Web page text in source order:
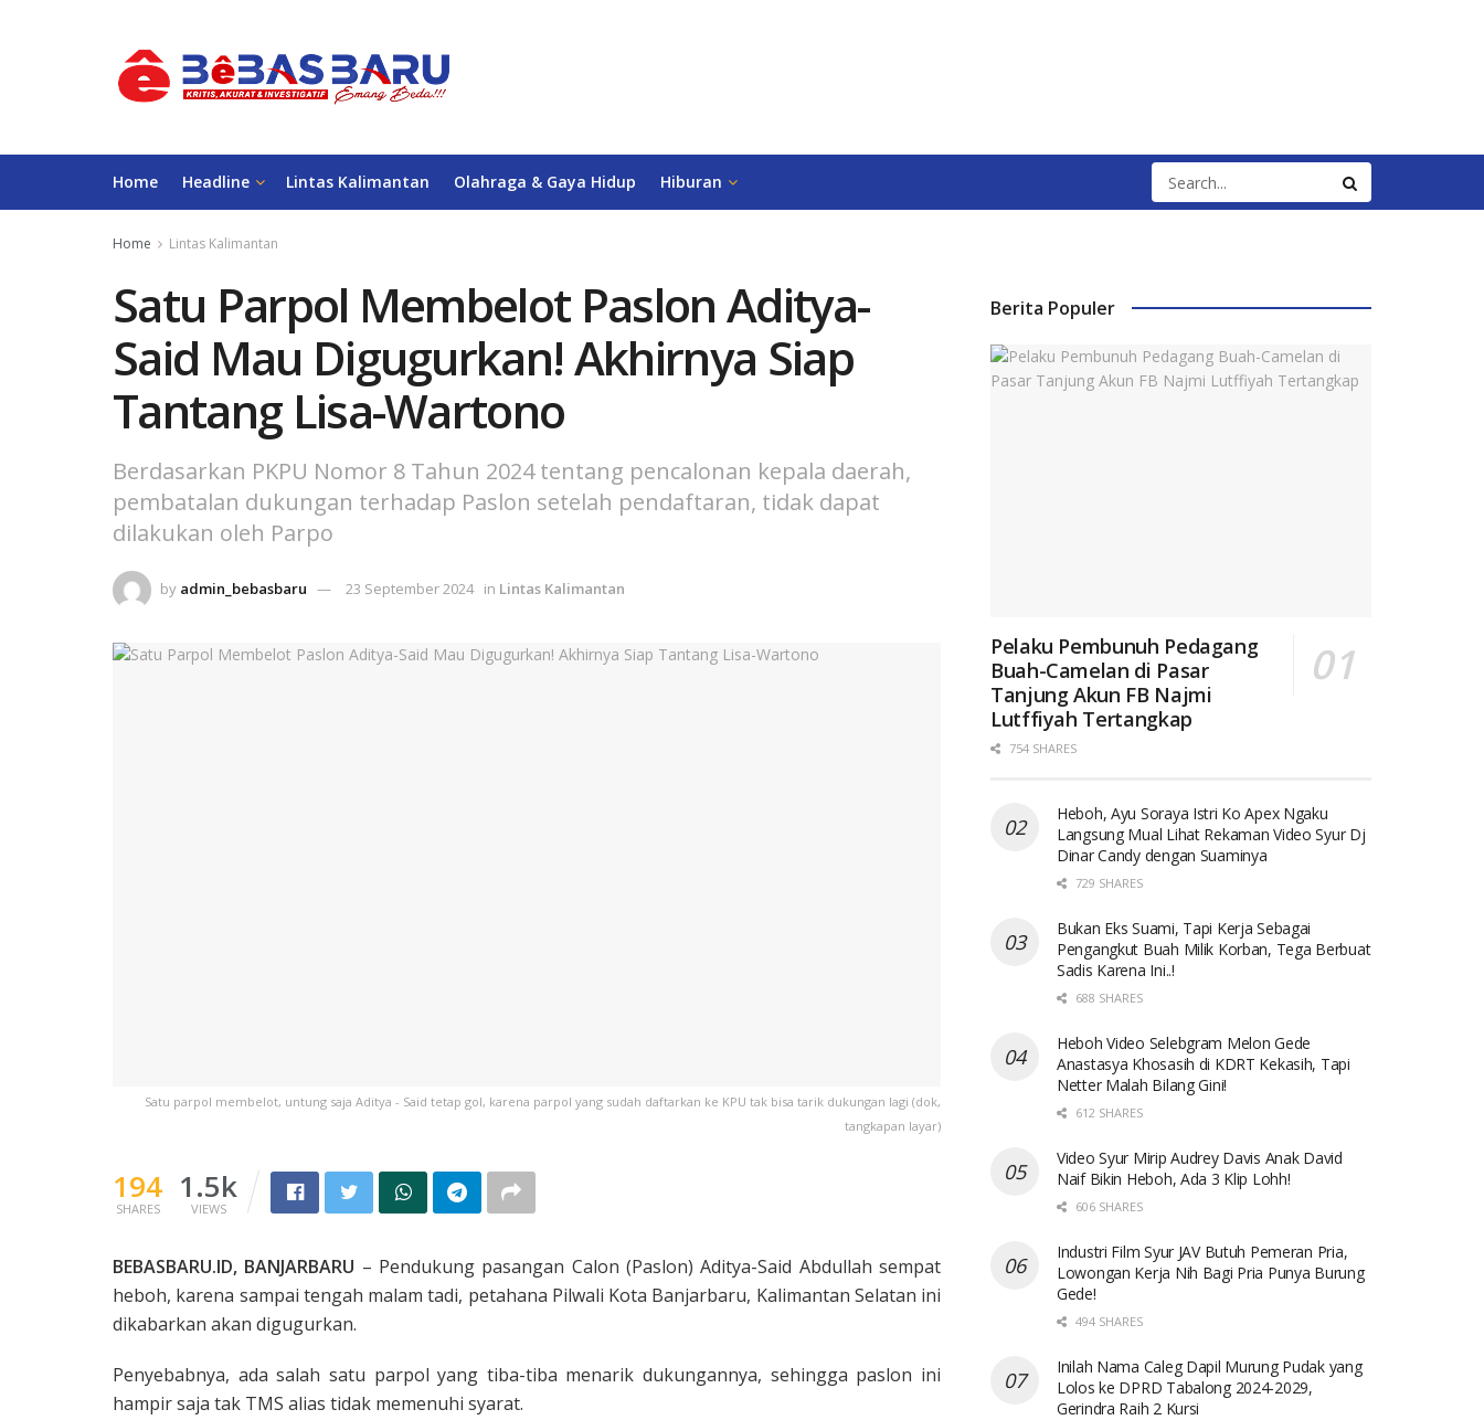
Home Headline Lintas Kalimantan Olahraga & Gaya Hidup Hiburan
Home Lintas Kalimantan
Satu Parpol Membelot Paslon Aditya-
Said Mau Digugurkan! Akhirnya Siap
Tantang Lisa-Wartono
Berdasarkan PKPU Nomor 8 Tahun 2024 tentang pencalonan kepala daerah,
pembatalan dukungan terhadap Paslon setelah pendaftaran, tidak dapat
dilakukan oleh Parpo
by admin_bebasbaru 23 September 2024 in Lintas Kalimantan
Satu parpol membelot, untung saja Aditya - Said tetap gol, karena parpol yang sudah daftarkan ke KPU tak bisa tarik dukungan lagi (dok,
tangkapan layar)
194
SHARES
1.5k
VIEWS
BEBASBARU.ID, BANJARBARU – Pendukung pasangan Calon (Paslon) Aditya-Said Abdullah sempat
heboh, karena sampai tengah malam tadi, petahana Pilwali Kota Banjarbaru, Kalimantan Selatan ini
dikabarkan akan digugurkan.
Penyebabnya, ada salah satu parpol yang tiba-tiba menarik dukungannya, sehingga paslon ini
hampir saja tak TMS alias tidak memenuhi syarat.
Berita Populer
Pelaku Pembunuh Pedagang
Buah-Camelan di Pasar
Tanjung Akun FB Najmi
Lutffiyah Tertangkap
754 SHARES
Heboh, Ayu Soraya Istri Ko Apex Ngaku
Langsung Mual Lihat Rekaman Video Syur Dj
Dinar Candy dengan Suaminya
729 SHARES
Bukan Eks Suami, Tapi Kerja Sebagai
Pengangkut Buah Milik Korban, Tega Berbuat
Sadis Karena Ini..!
688 SHARES
Heboh Video Selebgram Melon Gede
Anastasya Khosasih di KDRT Kekasih, Tapi
Netter Malah Bilang Gini!
612 SHARES
Video Syur Mirip Audrey Davis Anak David
Naif Bikin Heboh, Ada 3 Klip Lohh!
606 SHARES
Industri Film Syur JAV Butuh Pemeran Pria,
Lowongan Kerja Nih Bagi Pria Punya Burung
Gede!
494 SHARES
Inilah Nama Caleg Dapil Murung Pudak yang
Lolos ke DPRD Tabalong 2024-2029,
Gerindra Raih 2 Kursi